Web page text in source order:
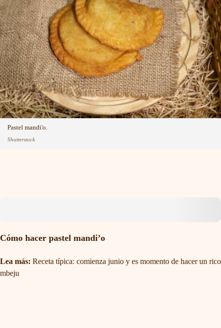
Pastel mandi'o.
Shutterstock
Cómo hacer pastel mandi’o
Lea más: Receta típica: comienza junio y es momento de hacer un rico
mbeju